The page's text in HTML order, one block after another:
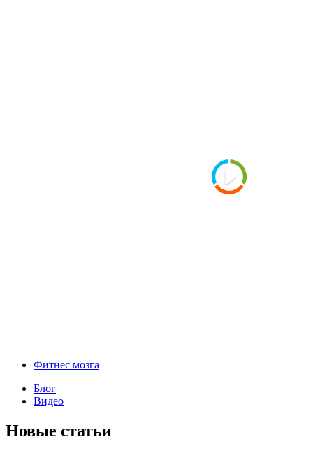
Фитнес мозга
Блог
Видео
Новые статьи